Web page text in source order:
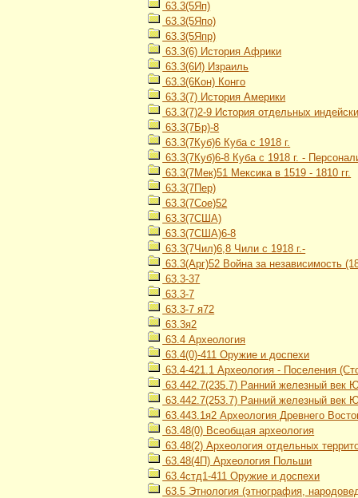
63.3(5Яп)
63.3(5Япо)
63.3(5Япр)
63.3(6) История Африки
63.3(6И) Израиль
63.3(6Кон) Конго
63.3(7) История Америки
63.3(7)2-9 История отдельных
63.3(7Бр)-8
63.3(7Куб)6 Куба с 1918 г.
63.3(7Куб)6-8 Куба с 1918 г. -
63.3(7Мек)51 Мексика в 1519 - 1810 гг.
63.3(7Пер)
63.3(7Сое)52
63.3(7США)
63.3(7США)6-8
63.3(7Чил)6,8 Чили с 1918 г.-
63.3(Арг)52 Война за независимость
63.3-37
63.3-7
63.3-7 я72
63.3я2
63.4 Археология
63.4(0)-411 Оружие и доспехи
63.4-421.1 Археология - Поселения
63.442.7(235.7) Ранний железный век
63.442.7(253.7) Ранний железный век
63.443.1я2 Археология Древнего
63.48(0) Всеобщая археология
63.48(2) Археология отдельных
63.48(4П) Археология Польши
63.4стд1-411 Оружие и доспехи
63.5 Этнология (этнография,